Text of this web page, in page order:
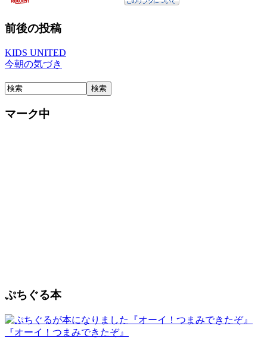
前後の投稿
KIDS UNITED
今朝の気づき
マーク中
ぷちぐる本
『オーイ！つまみできたぞ』